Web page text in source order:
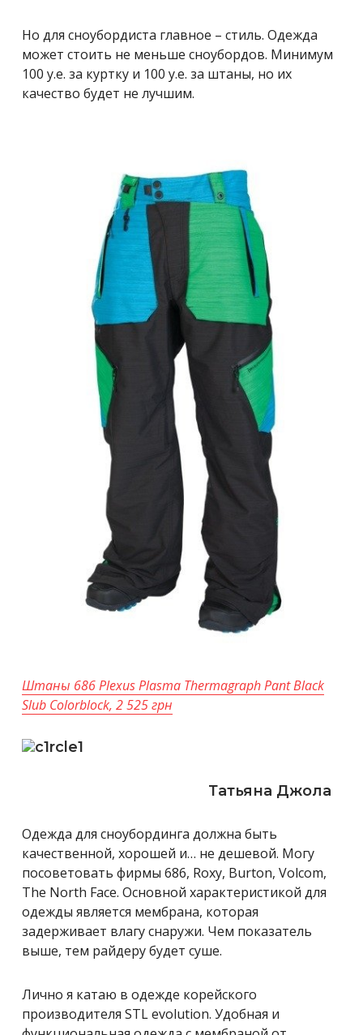
Но для сноубордиста главное – стиль. Одежда
может стоить не меньше сноубордов. Минимум
100 у.е. за куртку и 100 у.е. за штаны, но их
качество будет не лучшим.
Штаны 686 Plexus Plasma Thermagraph Pant Black
Slub Colorblock, 2 525 грн
Татьяна Джола
Одежда для сноубординга должна быть
качественной, хорошей и… не дешевой. Могу
посоветовать фирмы 686, Roxy, Burton, Volcom,
The North Face. Основной характеристикой для
одежды является мембрана, которая
задерживает влагу снаружи. Чем показатель
выше, тем райдеру будет суше.
Лично я катаю в одежде корейского
производителя STL evolution. Удобная и